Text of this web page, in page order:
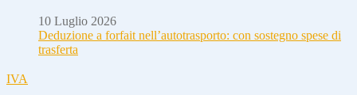
10 Luglio 2026
Deduzione a forfait nell’autotrasporto: con sostegno spese di
trasferta
IVA